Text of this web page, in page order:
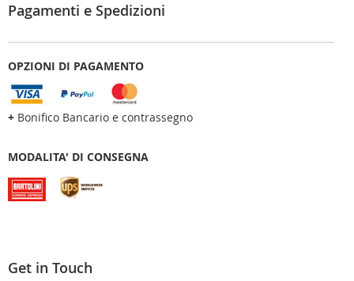
Pagamenti e Spedizioni
OPZIONI DI PAGAMENTO
+ Bonifico Bancario e contrassegno
MODALITA' DI CONSEGNA
Get in Touch